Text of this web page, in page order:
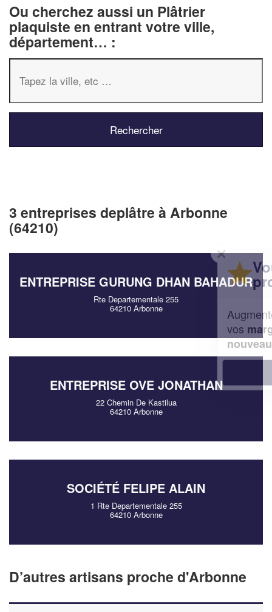
Ou cherchez aussi un Plâtrier
plaquiste en entrant votre ville,
département… :
3 entreprises deplâtre à Arbonne
(64210)
ENTREPRISE GURUNG DHAN BAHADUR
Rte Departementale 255
64210 Arbonne
ENTREPRISE OVE JONATHAN
22 Chemin De Kastilua
64210 Arbonne
SOCIÉTÉ FELIPE ALAIN
1 Rte Departementale 255
64210 Arbonne
D’autres artisans proche d'Arbonne
✕
professionnel ?
Augmentez votre chiffre d'affaireset
tout en gagnant de
nouveaux clients!